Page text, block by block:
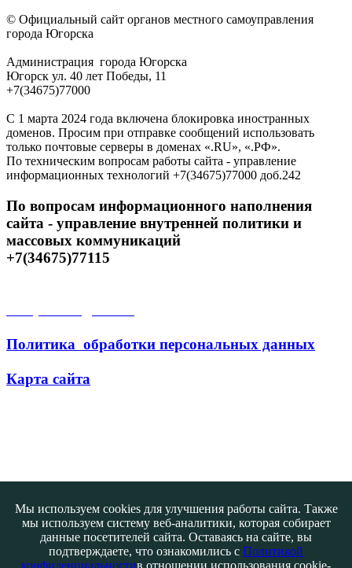
© Официальный сайт органов местного самоуправления
города Югорска
Администрация города Югорска
Югорск ул. 40 лет Победы, 11
+7(34675)77000
С 1 марта 2024 года включена блокировка иностранных
доменов. Просим при отправке сообщений использовать
только почтовые серверы в доменах «.RU», «.РФ».
По техническим вопросам работы сайта - управление
информационных технологий +7(34675)77000 доб.242
По вопросам информационного наполнения
сайта - управление внутренней политики и
массовых коммуникаций
+7(34675)77115
Политика обработки персональных данных
Карта сайта
Мы используем cookies для улучшения работы сайта. Также
мы используем систему веб-аналитики, которая собирает
данные посетителей сайта. Оставаясь на сайте, вы
подтверждаете, что ознакомились с Политикой
конфиденциальностив отношении использования cookie-